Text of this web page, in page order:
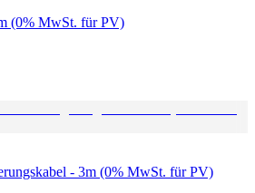
(0% MwSt. für PV)
- 3m (0% MwSt. für PV)